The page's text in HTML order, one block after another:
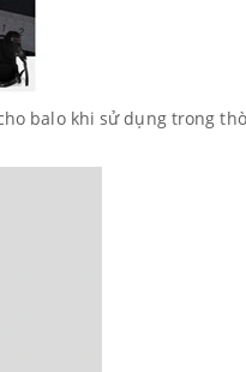
balo khi sử dụng trong